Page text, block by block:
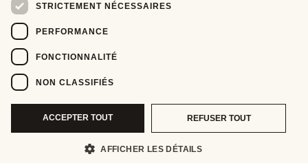
STRICTEMENT NÉCESSAIRES
PERFORMANCE
FONCTIONNALITÉ
NON CLASSIFIÉS
ACCEPTER TOUT REFUSER TOUT
AFFICHER LES DÉTAILS